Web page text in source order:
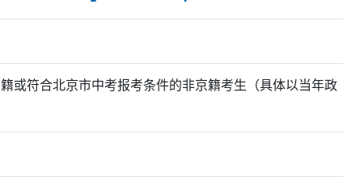
或符合北京市中考报考条件的非京籍考生（具体以当年政